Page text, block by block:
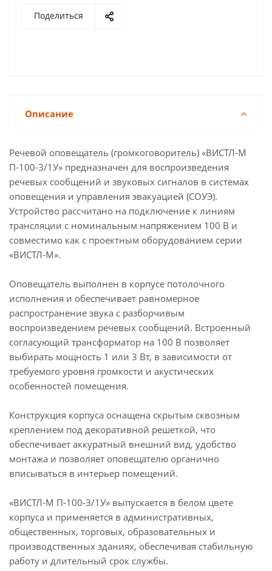
Поделиться
Описание
Речевой оповещатель (громкоговоритель) «ВИСТЛ-М
П-100-3/1У» предназначен для воспроизведения
речевых сообщений и звуковых сигналов в системах
оповещения и управления эвакуацией (СОУЭ).
Устройство рассчитано на подключение к линиям
трансляции с номинальным напряжением 100 В и
совместимо как с проектным оборудованием серии
«ВИСТЛ-М».
Оповещатель выполнен в корпусе потолочного
исполнения и обеспечивает равномерное
распространение звука с разборчивым
воспроизведением речевых сообщений. Встроенный
согласующий трансформатор на 100 В позволяет
выбирать мощность 1 или 3 Вт, в зависимости от
требуемого уровня громкости и акустических
особенностей помещения.
Конструкция корпуса оснащена скрытым сквозным
креплением под декоративной решеткой, что
обеспечивает аккуратный внешний вид, удобство
монтажа и позволяет оповещателю органично
вписываться в интерьер помещений.
«ВИСТЛ-М П-100-3/1У» выпускается в белом цвете
корпуса и применяется в административных,
общественных, торговых, образовательных и
производственных зданиях, обеспечивая стабильную
работу и длительный срок службы.